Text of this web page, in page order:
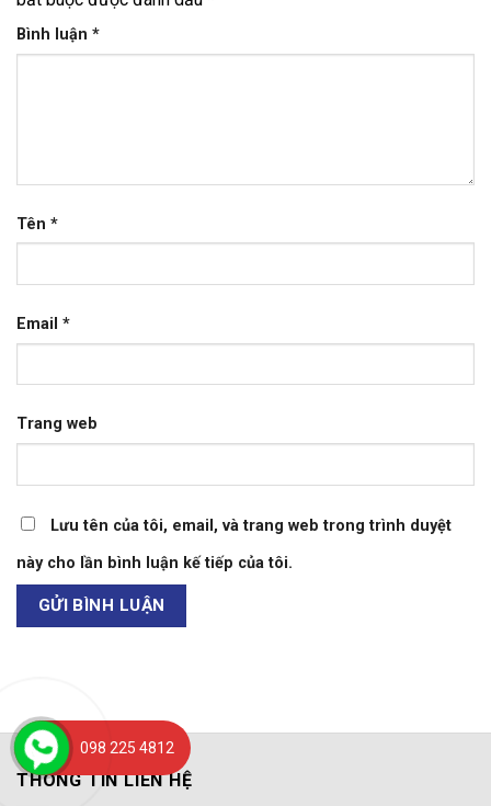
Bình luận *
Tên *
Email *
Trang web
Lưu tên của tôi, email, và trang web trong trình duyệt
này cho lần bình luận kế tiếp của tôi.
THÔNG TIN LIÊN HỆ
098 225 4812